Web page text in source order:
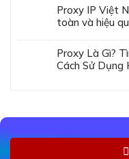
Proxy IP Việt
toàn và hiệu
Proxy Là Gì?
Cách Sử Dụng